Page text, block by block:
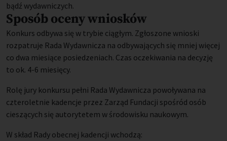
bądź wydawniczych.
Sposób oceny wniosków
Konkurs odbywa się w trybie ciągłym. Zgłoszone wnioski
rozpatruje Rada Wydawnicza na odbywających się mniej więcej
co dwa miesiące posiedzeniach. Czas oczekiwania na decyzję
to ok. 4-6 miesięcy.
Rolę jury konkursu pełni Rada Wydawnicza powoływana na
czteroletnie kadencje przez Zarząd Fundacji spośród osób
cieszących się autorytetem w środowisku naukowym.
W skład Rady obecnej kadencji wchodzą: